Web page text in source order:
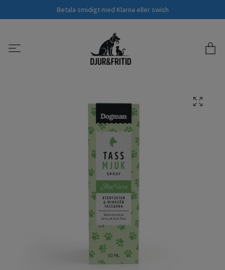
Betala smidigt med Klarna eller swish